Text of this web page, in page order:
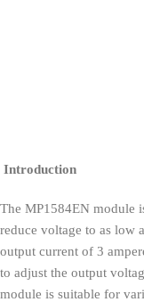
Introduction
The MP1584EN module
reduce voltage to as low
output current of 3
to adjust the output
module is suitable for